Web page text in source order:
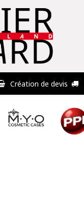
Déstockage
Création de devis